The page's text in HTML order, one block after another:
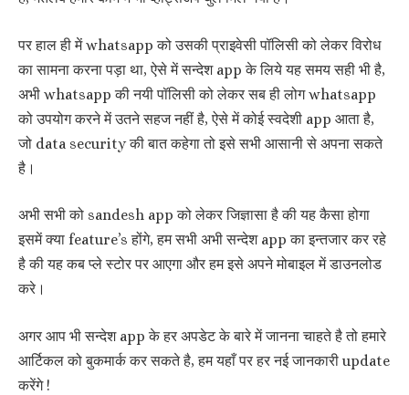
पर हाल ही में whatsapp को उसकी प्राइवेसी पॉलिसी को लेकर विरोध
का सामना करना पड़ा था, ऐसे में सन्देश app के लिये यह समय सही भी है,
अभी whatsapp की नयी पॉलिसी को लेकर सब ही लोग whatsapp
को उपयोग करने में उतने सहज नहीं है, ऐसे में कोई स्वदेशी app आता है,
जो data security की बात कहेगा तो इसे सभी आसानी से अपना सकते
है।
अभी सभी को sandesh app को लेकर जिज्ञासा है की यह कैसा होगा
इसमें क्या feature’s होंगे, हम सभी अभी सन्देश app का इन्तजार कर रहे
है की यह कब प्ले स्टोर पर आएगा और हम इसे अपने मोबाइल में डाउनलोड
करे।
अगर आप भी सन्देश app के हर अपडेट के बारे में जानना चाहते है तो हमारे
आर्टिकल को बुकमार्क कर सकते है, हम यहाँ पर हर नई जानकारी update
करेंगे !